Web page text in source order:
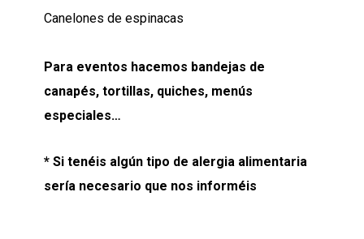
Canelones de espinacas
Para eventos hacemos bandejas de
canapés, tortillas, quiches, menús
especiales…
* Si tenéis algún tipo de alergia alimentaria
sería necesario que nos informéis